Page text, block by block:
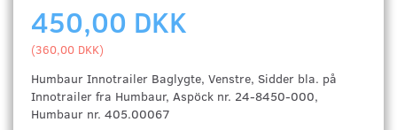
450,00 DKK
(360,00 DKK)
Humbaur Innotrailer Baglygte, Venstre, Sidder bla. på
Innotrailer fra Humbaur, Aspöck nr. 24-8450-000,
Humbaur nr. 405.00067